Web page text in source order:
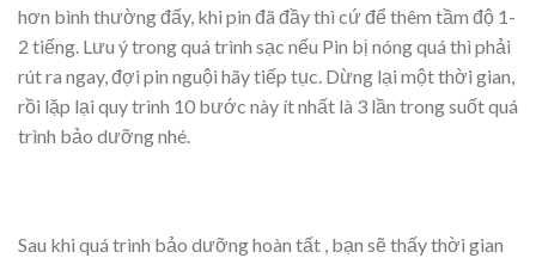
hơn bình thường đấy, khi pin đã đầy thì cứ để thêm tầm độ 1-
2 tiếng. Lưu ý trong quá trình sạc nếu Pin bị nóng quá thì phải
rút ra ngay, đợi pin nguội hãy tiếp tục. Dừng lại một thời gian,
rồi lặp lại quy trình 10 bước này ít nhất là 3 lần trong suốt quá
trình bảo dưỡng nhé.
Sau khi quá trình bảo dưỡng hoàn tất , bạn sẽ thấy thời gian